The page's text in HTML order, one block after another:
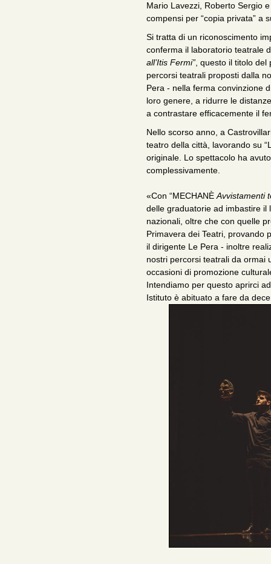
Mario Lavezzi, Roberto Sergio
compensi per “copia privata” a
Si tratta di un riconoscimento
conferma il laboratorio teatrale
all’Itis Fermi” , questo il titolo
percorsi teatrali proposti dalla
Pera - nella ferma convinzione
loro genere, a ridurre le
a contrastare efficacemente il
Nello scorso anno, a
teatro della città, lavorando su
originale. Lo spettacolo ha
complessivamente.
«Con “MECHANÈ Avvistamenti
delle graduatorie ad imbastire
nazionali, oltre che con quelle
Primavera dei Teatri, provando
il dirigente Le Pera - inoltre
nostri percorsi teatrali da ormai
occasioni di promozione
Intendiamo per questo aprirci
Istituto è abituato a fare da